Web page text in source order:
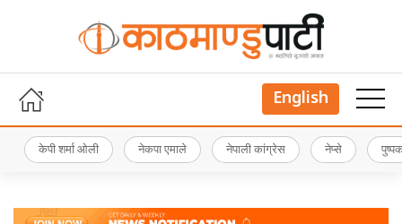
English
केपी शर्मा ओली नेकपा एमाले नेपाली कांग्रेस नेप्से